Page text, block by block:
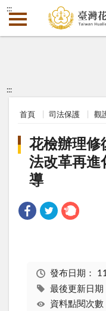
:::
:::
首頁 司法保護 觀
花檢辦理修
法改革再進
導
發布日期：
最後更新日
資料點閱次數